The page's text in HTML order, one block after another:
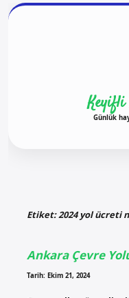
Keyifli
Günlük
Etiket:2024 yol ücreti
Ankara Çevre
Tarih: Ekim 21, 2024